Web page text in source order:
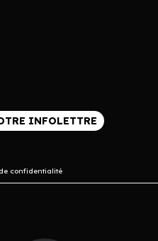
INFOLETTRE
confidentialité